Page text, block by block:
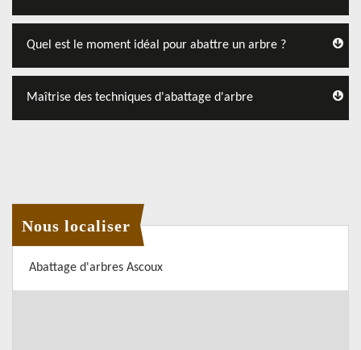
Quel est le moment idéal pour abattre un arbre ?
Maîtrise des techniques d'abattage d'arbre
Nous localiser
Abattage d'arbres Ascoux